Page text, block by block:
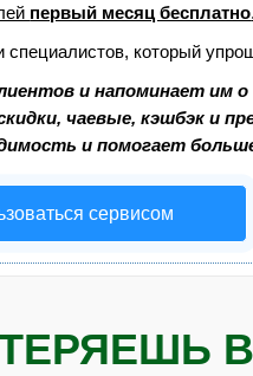
первый месяц бесплатно
специалистов, который
и напоминает им
чаевые, кэшбэк и
и помогает
сервисом
ТЕРЯЕШЬ